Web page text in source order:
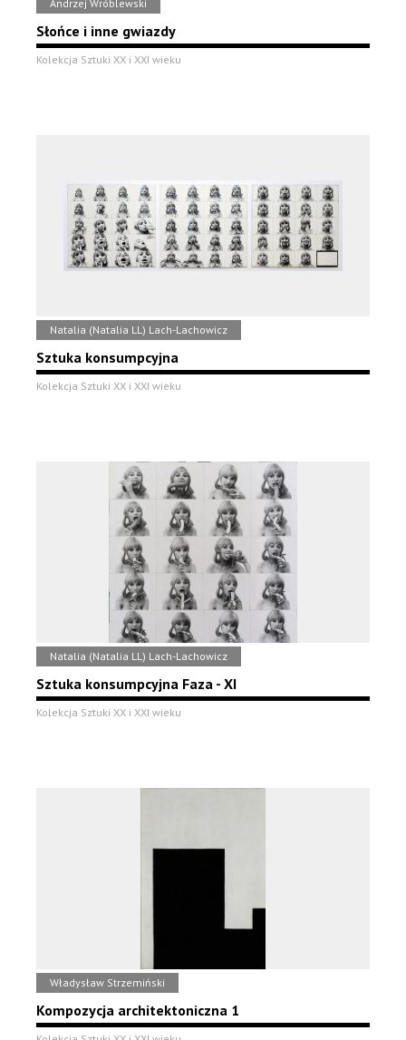
Andrzej Wróblewski
Słońce i inne gwiazdy
Kolekcja Sztuki XX i XXI wieku
Natalia (Natalia LL) Lach-Lachowicz
Sztuka konsumpcyjna
Kolekcja Sztuki XX i XXI wieku
Natalia (Natalia LL) Lach-Lachowicz
Sztuka konsumpcyjna Faza - XI
Kolekcja Sztuki XX i XXI wieku
Władysław Strzemiński
Kompozycja architektoniczna 1